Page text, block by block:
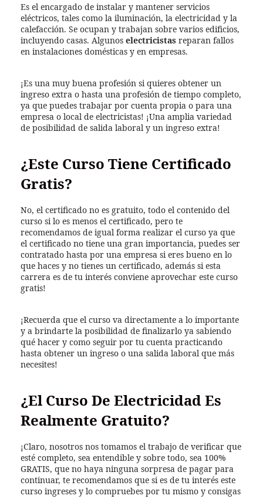
Es el encargado de instalar y mantener servicios
eléctricos, tales como la iluminación, la electricidad y la
calefacción. Se ocupan y trabajan sobre varios edificios,
incluyendo casas. Algunos electricistas reparan fallos
en instalaciones domésticas y en empresas.
¡Es una muy buena profesión si quieres obtener un
ingreso extra o hasta una profesión de tiempo completo,
ya que puedes trabajar por cuenta propia o para una
empresa o local de electricistas! ¡Una amplia variedad
de posibilidad de salida laboral y un ingreso extra!
¿Este Curso Tiene Certificado
Gratis?
No, el certificado no es gratuito, todo el contenido del
curso si lo es menos el certificado, pero te
recomendamos de igual forma realizar el curso ya que
el certificado no tiene una gran importancia, puedes ser
contratado hasta por una empresa si eres bueno en lo
que haces y no tienes un certificado, además si esta
carrera es de tu interés conviene aprovechar este curso
gratis!
¡Recuerda que el curso va directamente a lo importante
y a brindarte la posibilidad de finalizarlo ya sabiendo
qué hacer y como seguir por tu cuenta practicando
hasta obtener un ingreso o una salida laboral que más
necesites!
¿El Curso De Electricidad Es
Realmente Gratuito?
¡Claro, nosotros nos tomamos el trabajo de verificar que
esté completo, sea entendible y sobre todo, sea 100%
GRATIS, que no haya ninguna sorpresa de pagar para
continuar, te recomendamos que si es de tu interés este
curso ingreses y lo compruebes por tu mismo y consigas